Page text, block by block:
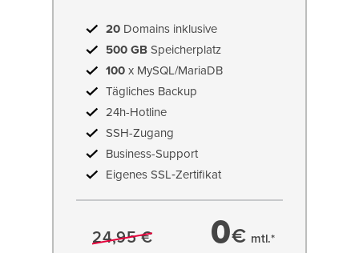
20 Domains inklusive
500 GB Speicherplatz
100 x MySQL/MariaDB
Tägliches Backup
24h-Hotline
SSH-Zugang
Business-Support
Eigenes SSL‑Zertifikat
24,95 € 0€ mtl.*